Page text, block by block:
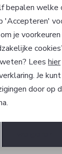
1
FILTER
de hoogte
nieuwsbrief en
bepalen welke
'Accepteren'
je voorkeuren
Lees hier
Je
door op